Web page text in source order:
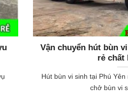
Vận chuyển hút bùn
rẻ
Hút bùn vi sinh tại Phú
chở bùn vi